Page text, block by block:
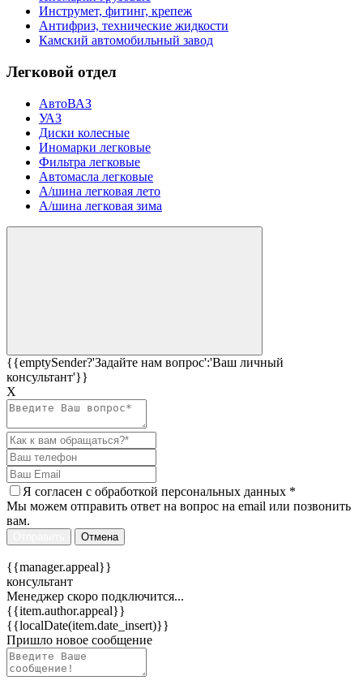
Инструмет, фитинг, крепеж
Антифриз, технические жидкости
Камский автомобильный завод
Легковой отдел
АвтоВАЗ
УАЗ
Диски колесные
Иномарки легковые
Фильтра легковые
Автомасла легковые
А/шина легковая лето
А/шина легковая зима
{{emptySender?'Задайте нам вопрос':'Ваш личный
консультант'}}
Х
Я согласен c обработкой персональных данных *
Мы можем отправить ответ на вопрос на email или позвонить
вам.
Отмена
{{manager.appeal}}
консультант
Менеджер скоро подключится...
{{item.author.appeal}}
{{localDate(item.date_insert)}}
Пришло новое сообщение